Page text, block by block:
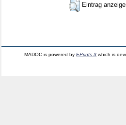
Eintrag
MADOC is powered byEPrints 3 which is